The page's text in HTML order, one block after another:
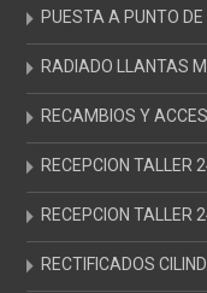
PUESTA A PUNTO
RADIADO LLANTAS
RECAMBIOS Y
RECEPCION TALLER
RECEPCION TALLER
RECTIFICADOS